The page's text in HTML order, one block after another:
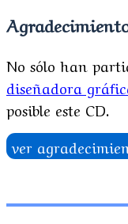
No sólo han
diseñadora
posible este CD.
ver